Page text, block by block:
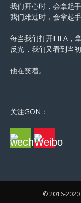
我们开心时，会拿起
我们难过时，会拿起
每当我们打开FIFA，
反光，我们又看到当
他在笑着。
关注GON：
© 2016-